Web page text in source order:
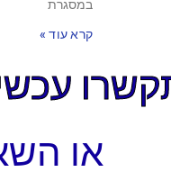
במסגרת
קרא עוד »
עכשיו - 050-
או